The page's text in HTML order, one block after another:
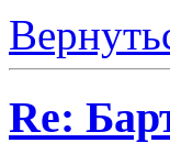
Re: